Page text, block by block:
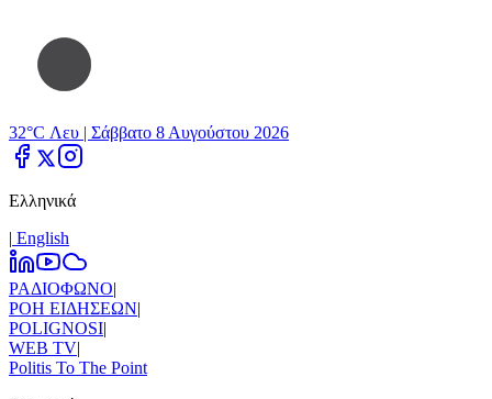
32°C Λευ | Σάββατο 8 Αυγούστου 2026
Ελληνικά
| Εnglish
ΡΑΔΙΟΦΩΝΟ|
ΡΟΗ ΕΙΔΗΣΕΩΝ|
POLIGNOSI|
WEB TV|
Politis To The Point